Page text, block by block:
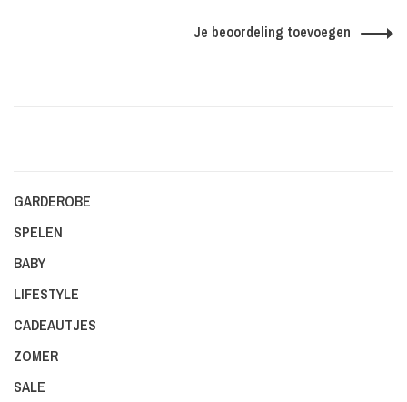
Je beoordeling toevoegen
GARDEROBE
SPELEN
BABY
LIFESTYLE
CADEAUTJES
ZOMER
SALE